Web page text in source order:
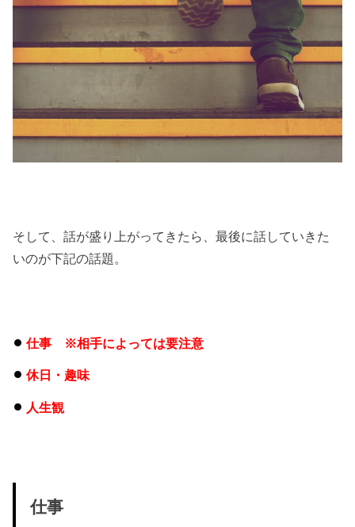
そして、話が盛り上がってきたら、最後に話していきた
いのが下記の話題。
仕事 ※相手によっては要注意
休日・趣味
人生観
仕事